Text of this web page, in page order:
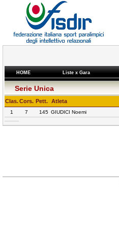
HOME Liste x Gara
Serie Unica
Clas.Cors. Pett. Atleta
1 7 145 GIUDICI Noemi